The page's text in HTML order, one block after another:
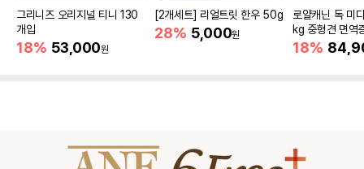
그리니즈 오리지널 티니 130
개입
18% 53,000원
[2개세트] 리얼트릿 한우 50g
28% 5,000원
로얄캐닌 독 미
kg 중형견 면역
18%